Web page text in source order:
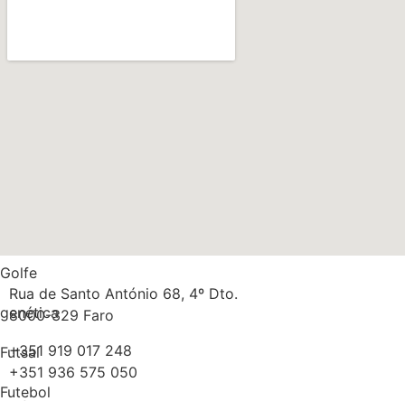
Golfe
genética
Futsal
Futebol
Rua de Santo António 68, 4º Dto.
8000-329 Faro
+351 919 017 248
+351 936 575 050